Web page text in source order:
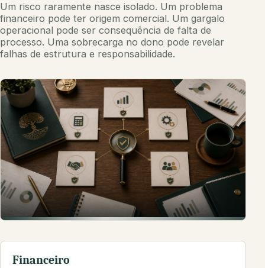
Um risco raramente nasce isolado. Um problema
financeiro pode ter origem comercial. Um gargalo
operacional pode ser consequência de falta de
processo. Uma sobrecarga no dono pode revelar
falhas de estrutura e responsabilidade.
Antes de corrigir, é preciso
enxergar com clareza.
Financeiro